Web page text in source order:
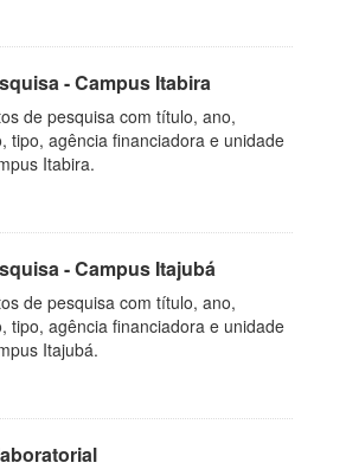
- Campus Itabira
de pesquisa com título, ano,
tipo, agência financiadora e unidade
Itabira.
- Campus Itajubá
de pesquisa com título, ano,
tipo, agência financiadora e unidade
Itajubá.